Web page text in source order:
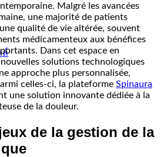
ล์
Malgré les avancées
une majorité de patients
qualité de vie altérée, souvent
médicamenteux aux bénéfices
Dans cet espace en
solutions technologiques
approche plus personnalisée,
celles-ci, la plateforme Spinaura
une solution innovante dédiée à la
de la douleur.
de la gestion de la